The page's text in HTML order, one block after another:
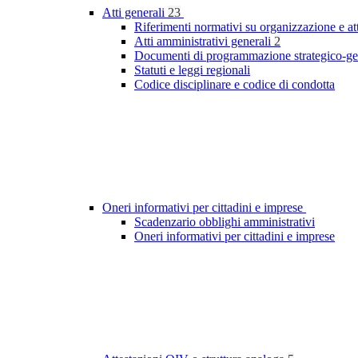
Atti generali 23
Riferimenti normativi su organizzazione e
Atti amministrativi generali 2
Documenti di programmazione strategico-
Statuti e leggi regionali
Codice disciplinare e codice di condotta
Oneri informativi per cittadini e imprese
Scadenzario obblighi amministrativi
Oneri informativi per cittadini e imprese